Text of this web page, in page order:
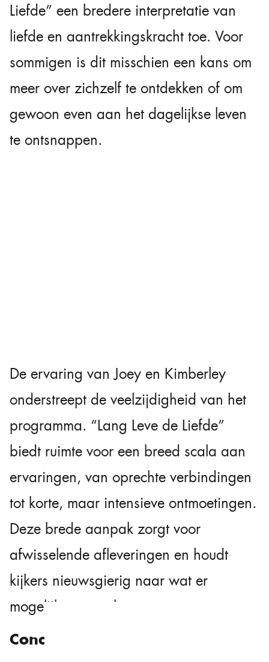
Liefde” een bredere interpretatie van
liefde en aantrekkingskracht toe. Voor
sommigen is dit misschien een kans om
meer over zichzelf te ontdekken of om
gewoon even aan het dagelijkse leven
te ontsnappen.
De ervaring van Joey en Kimberley
onderstreept de veelzijdigheid van het
programma. “Lang Leve de Liefde”
biedt ruimte voor een breed scala aan
ervaringen, van oprechte verbindingen
tot korte, maar intensieve ontmoetingen.
Deze brede aanpak zorgt voor
afwisselende afleveringen en houdt
kijkers nieuwsgierig naar wat er
mogelijk gaat gebeuren.
Conclusie